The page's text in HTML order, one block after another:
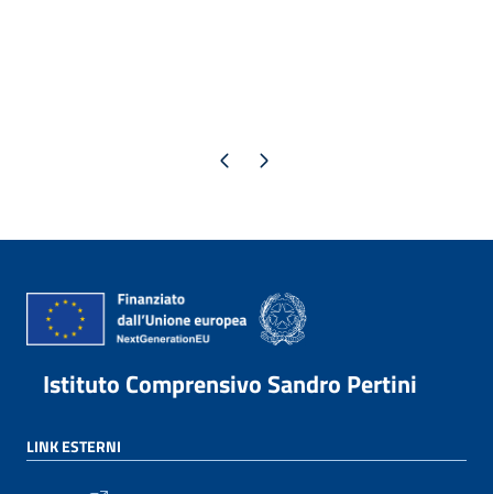
Pagina precedente
Pagina successiva
Istituto Comprensivo Sandro Pertini
LINK ESTERNI